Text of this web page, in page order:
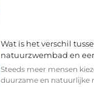
Wat is het verschil
natuurzwembad en
Steeds meer mensen
duurzame en natuurlijke